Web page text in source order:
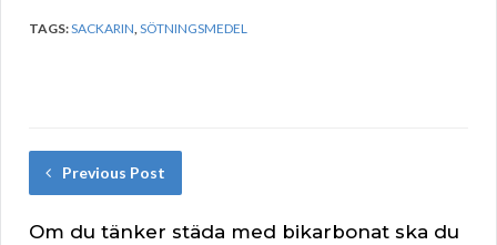
TAGS:SACKARIN,SÖTNINGSMEDEL
Previous Post
Om du tänker städa med bikarbonat ska du